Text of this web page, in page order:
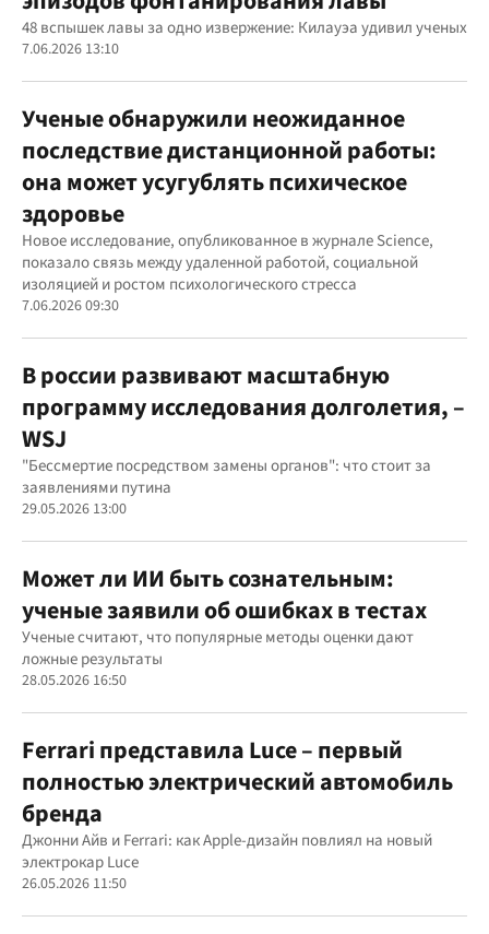
48 вспышек лавы за одно извержение: Килауэа удивил ученых
7.06.2026 13:10
Ученые обнаружили неожиданное
последствие дистанционной работы:
она может усугублять психическое
здоровье
Новое исследование, опубликованное в журнале Science,
показало связь между удаленной работой, социальной
изоляцией и ростом психологического стресса
7.06.2026 09:30
В россии развивают масштабную
программу исследования долголетия, –
WSJ
"Бессмертие посредством замены органов": что стоит за
заявлениями путина
29.05.2026 13:00
Может ли ИИ быть сознательным:
ученые заявили об ошибках в тестах
Ученые считают, что популярные методы оценки дают
ложные результаты
28.05.2026 16:50
Ferrari представила Luce – первый
полностью электрический автомобиль
бренда
Джонни Айв и Ferrari: как Apple-дизайн повлиял на новый
электрокар Luce
26.05.2026 11:50